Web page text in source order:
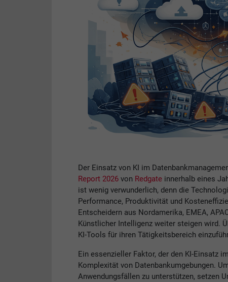
Der Einsatz von KI im
Report 2026von Redgateinnerhalb eines
ist wenig verwunderlich, denn die
Performance, Produktivität und
Entscheidern aus Nordamerika, EMEA,
Künstlicher Intelligenz weiter steigen wird.
KI-Tools für ihren Tätigkeitsbereich
Ein essenzieller Faktor, der den KI-Einsatz
Komplexität von Datenbankumgebungen.
Anwendungsfällen zu unterstützen, setzen